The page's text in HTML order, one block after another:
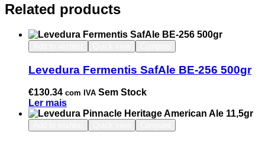
Related products
Levedura Fermentis SafAle BE-256 500gr
€130.34 com IVA Sem Stock
Ler mais